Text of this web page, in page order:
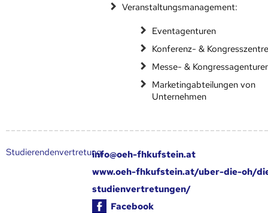
Veranstaltungsmanagement:
Eventagenturen
Konferenz- &
Messe- &
Marketingabteilungen von
Unternehmen
Studierendenvertretung:info@oeh-fhkufstein.at
www.oeh-fhkufstein.at/uber-die-oh/
studienvertretungen/
Facebook